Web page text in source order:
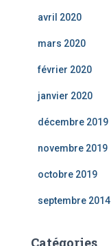
avril 2020
mars 2020
février 2020
janvier 2020
décembre 2019
novembre 2019
octobre 2019
septembre 2014
Catégories